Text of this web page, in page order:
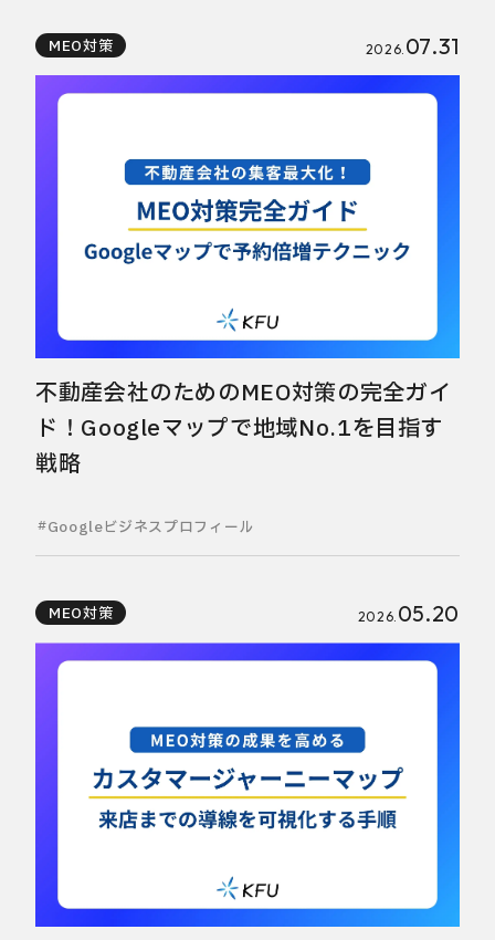
MEO対策 2026. 07.31
不動産会社のためのMEO対策の完全ガイ
ド！Googleマップで地域No.1を目指す
戦略
Googleビジネスプロフィール
MEO対策 2026. 05.20